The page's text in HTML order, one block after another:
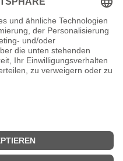
& Hinweise
le Rechte vorbehalten.